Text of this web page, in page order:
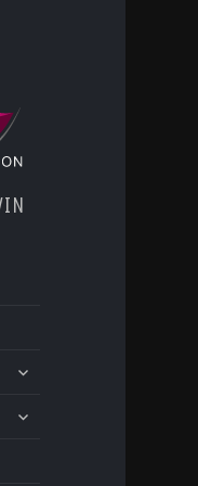
ouvrir
sous-
ouvrir